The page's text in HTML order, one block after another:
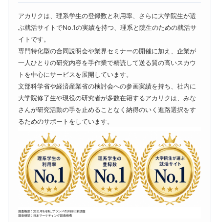
アカリクは、理系学生の登録数と利用率、さらに大学院生が選
ぶ就活サイトでNo.1の実績を持つ、理系と院生のための就活サ
イトです。
専門特化型の合同説明会や業界セミナーの開催に加え、企業が
一人ひとりの研究内容を手作業で精読して送る質の高いスカウ
トを中心にサービスを展開しています。
文部科学省や経済産業省の検討会への参画実績を持ち、社内に
大学院修了生や現役の研究者が多数在籍するアカリクは、みな
さんが研究活動の手を止めることなく納得のいく進路選択をす
るためのサポートをしています。